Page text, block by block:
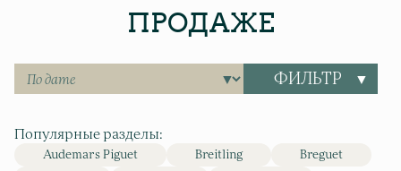
ПРОДАЖЕ
ФИЛЬТР
Популярные разделы:
Audemars Piguet Breitling
Breguet